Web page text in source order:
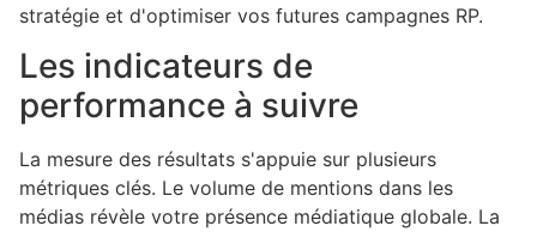
stratégie et d'optimiser vos futures campagnes RP.
Les indicateurs de
performance à suivre
La mesure des résultats s'appuie sur plusieurs
métriques clés. Le volume de mentions dans les
médias révèle votre présence médiatique globale. La